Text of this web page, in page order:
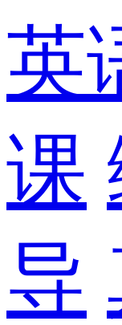
英
课
导